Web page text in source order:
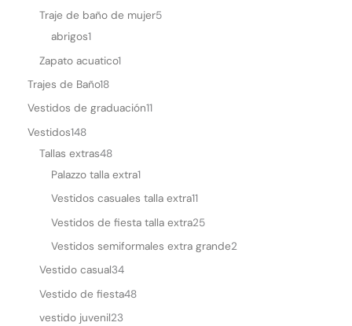
Traje de baño de mujer5
abrigos1
Zapato acuatico1
Trajes de Baño18
Vestidos de graduación11
Vestidos148
Tallas extras48
Palazzo talla extra1
Vestidos casuales talla extra11
Vestidos de fiesta talla extra25
Vestidos semiformales extra grande2
Vestido casual34
Vestido de fiesta48
vestido juvenil23